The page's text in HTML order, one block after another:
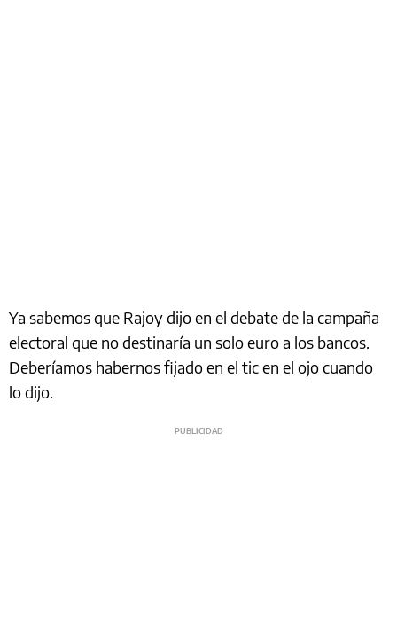
Ya sabemos que Rajoy dijo en el debate de la campaña
electoral que no destinaría un solo euro a los bancos.
Deberíamos habernos fijado en el tic en el ojo cuando
lo dijo.